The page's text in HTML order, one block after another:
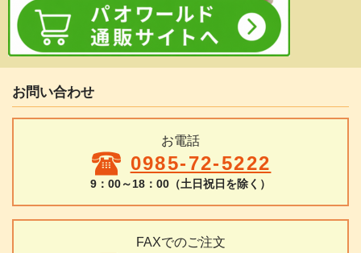
お問い合わせ
お電話
0985-72-5222
9：00～18：00（土日祝日を除く）
FAXでのご注文